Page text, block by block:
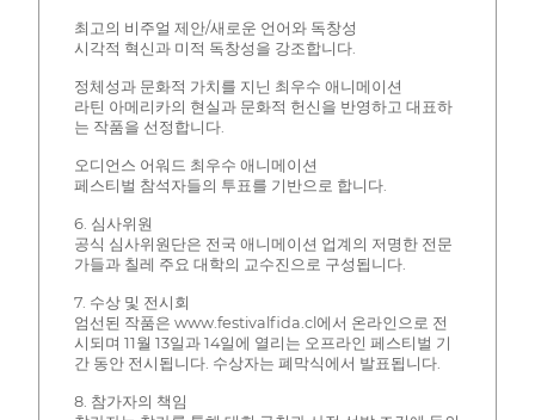
최고의 비주얼 제안/새로운 언어와 독창성
시각적 혁신과 미적 독창성을 강조합니다.
정체성과 문화적 가치를 지닌 최우수 애니메이션
라틴 아메리카의 현실과 문화적 헌신을 반영하고 대표하
는 작품을 선정합니다.
오디언스 어워드 최우수 애니메이션
페스티벌 참석자들의 투표를 기반으로 합니다.
6. 심사위원
공식 심사위원단은 전국 애니메이션 업계의 저명한 전문
가들과 칠레 주요 대학의 교수진으로 구성됩니다.
7. 수상 및 전시회
엄선된 작품은 www.festivalfida.cl에서 온라인으로 전
시되며 11월 13일과 14일에 열리는 오프라인 페스티벌 기
간 동안 전시됩니다. 수상자는 폐막식에서 발표됩니다.
8. 참가자의 책임